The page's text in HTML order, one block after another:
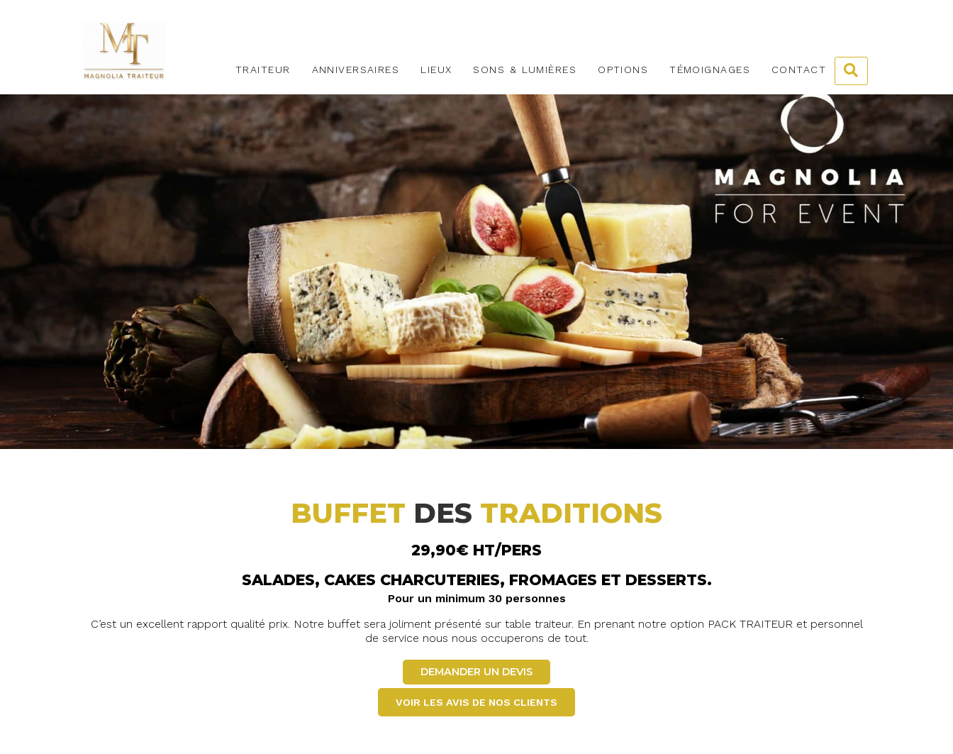
TRAITEUR ANNIVERSAIRES LIEUX SONS & LUMIÈRES OPTIONS TÉMOIGNAGES CONTACT
BUFFET DES TRADITIONS
29,90€ HT/PERS
SALADES, CAKES CHARCUTERIES, FROMAGES ET DESSERTS.
Pour un minimum 30 personnes
C’est un excellent rapport qualité prix. Notre buffet sera joliment présenté sur table traiteur. En prenant notre option PACK TRAITEUR et personnel
de service nous nous occuperons de tout.
DEMANDER UN DEVIS
VOIR LES AVIS DE NOS CLIENTS